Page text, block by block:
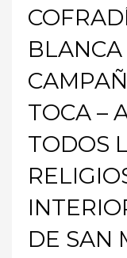
TOCA –
TODOS
DE SAN